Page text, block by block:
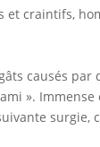
et craintifs,
causés par
». Immense
surgie,